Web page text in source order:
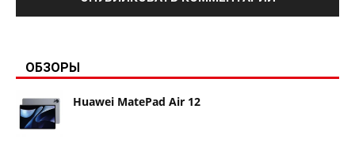
ОБЗОРЫ
Huawei MatePad Air 12